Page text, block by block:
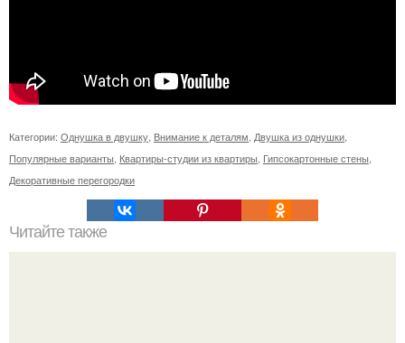
Категории: Однушка в двушку, Внимание к деталям, Двушка из однушки,
Популярные варианты, Квартиры-студии из квартиры, Гипсокартонные стены,
Декоративные перегородки
Читайте также